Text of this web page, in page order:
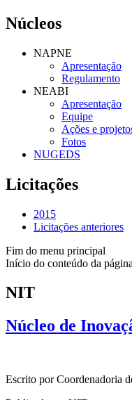
Núcleos
NAPNE
Apresentação
Regulamento
NEABI
Apresentação
Equipe
Ações e
Fotos
NUGEDS
Licitações
2015
Licitações anteriores
Fim do menu principal
Início do conteúdo da página
NIT
Núcleo de
Escrito por Coordenadoria